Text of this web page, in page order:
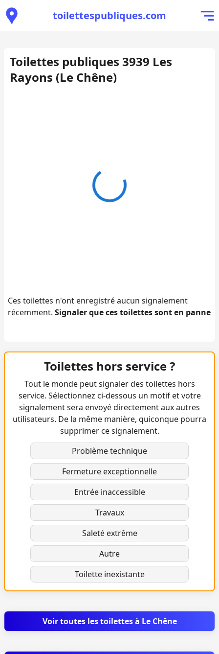
toilettespubliques.com
Toilettes publiques 3939 Les
Rayons (Le Chêne)
Ces toilettes n'ont enregistré aucun signalement
récemment. Signaler que ces toilettes sont en panne
Toilettes hors service ?
Tout le monde peut signaler des toilettes hors
service. Sélectionnez ci-dessous un motif et votre
signalement sera envoyé directement aux autres
utilisateurs. De la même manière, quiconque pourra
supprimer ce signalement.
Problème technique
Fermeture exceptionnelle
Entrée inaccessible
Travaux
Saleté extrême
Autre
Toilette inexistante
Voir toutes les toilettes à Le Chêne